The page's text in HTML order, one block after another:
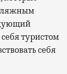
туристом
себя